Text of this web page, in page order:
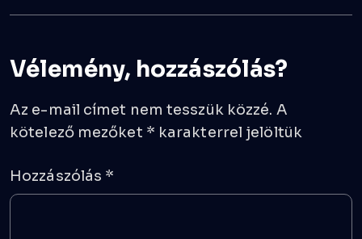
Vélemény, hozzászólás?
Az e-mail címet nem tesszük közzé. A
kötelező mezőket * karakterrel jelöltük
Hozzászólás *